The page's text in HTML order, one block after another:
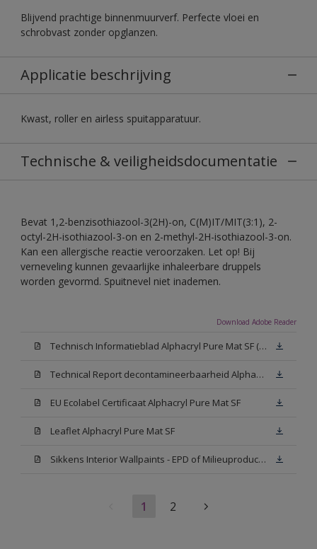
Blijvend prachtige binnenmuurverf. Perfecte vloei en
schrobvast zonder opglanzen.
Applicatie beschrijving
Kwast, roller en airless spuitapparatuur.
Technische & veiligheidsdocumentatie
Bevat 1,2-benzisothiazool-3(2H)-on, C(M)IT/MIT(3:1), 2-
octyl-2H-isothiazool-3-on en 2-methyl-2H-isothiazool-3-on.
Kan een allergische reactie veroorzaken. Let op! Bij
verneveling kunnen gevaarlijke inhaleerbare druppels
worden gevormd. Spuitnevel niet inademen.
Download Adobe Reader
Technisch Informatieblad Alphacryl Pure Mat SF (New Livery) (PDF)
Technical Report decontamineerbaarheid Alphacryl Pure Mat SF
EU Ecolabel Certificaat Alphacryl Pure Mat SF
Leaflet Alphacryl Pure Mat SF
Sikkens Interior Wallpaints - EPD of Milieuproductverklaring
1 2